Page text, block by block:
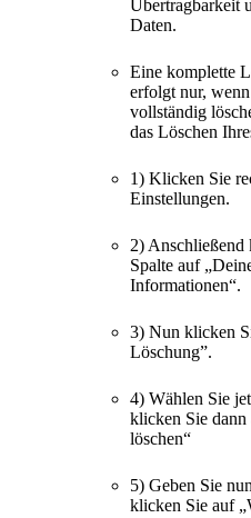
Übertragbarkeit
Daten.
Eine komplette
erfolgt nur,
vollständig
das Löschen
1) Klicken Sie
Einstellungen.
2)
Spalte auf
Informationen“.
3) Nun klicken
Löschung”.
4) Wählen Sie
klicken Sie
löschen“
5) Geben Sie
klicken Sie auf